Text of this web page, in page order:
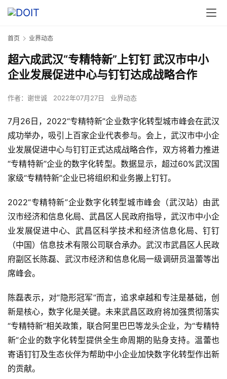
首页 业界动态
超六成武汉“专精特新”上钉钉 武汉市中小
企业发展促进中心与钉钉达成战略合作
作者： 谢世诚 2022年07月27日 业界动态
7月26日，2022“专精特新”企业数字化转型城市峰会在武汉
成功举办，吸引上百家企业代表参与。会上，武汉市中小企
业发展促进中心与钉钉正式达成战略合作，双方将着力推进
“专精特新”企业的数字化转型。数据显示，超过60%武汉国
家级“专精特新”企业已将组织和业务搬上钉钉。
2022“专精特新”企业数字化转型城市峰会（武汉站）由武
汉市经济和信息化局、武昌区人民政府指导，武汉市中小企
业发展促进中心、武昌区科学技术和经济信息化局、钉钉
（中国）信息技术有限公司联合承办。武汉市武昌区人民政
府副区长陈磊、武汉市经济和信息化局一级调研员温蕾等出
席峰会。
陈磊表示，对“隐形冠军”而言，追求卓越和专注是基础，创
新是核心，数字化是关键。未来武昌区政府将加强贯彻落实
“专精特新”相关政策，联合阿里巴巴等龙头企业，为“专精特
新”企业的数字化转型提供全生命周期的贴身支持。温蕾也
寄语钉钉及生态伙伴为帮助中小企业加快数字化转型作出新
的贡献。